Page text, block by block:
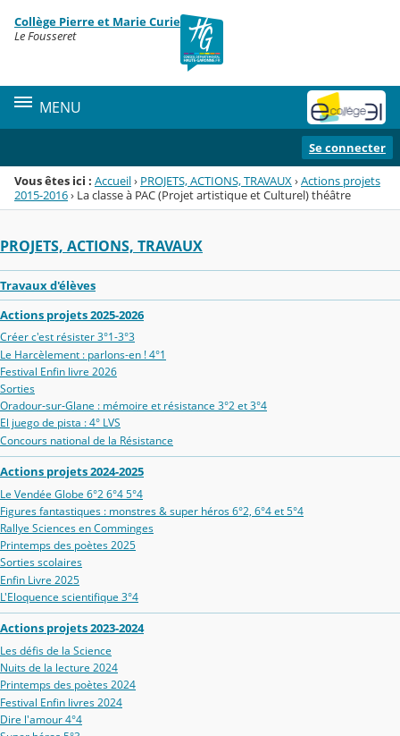
Menu de la rubrique
Contenu
Collège Pierre et Marie Curie
Le Fousseret
MENU
Se connecter
Vous êtes ici : Accueil› PROJETS, ACTIONS, TRAVAUX ›Actions projets
2015-2016› La classe à PAC (Projet artistique et Culturel) théâtre
PROJETS, ACTIONS, TRAVAUX
Travaux d'élèves
Actions projets 2025-2026
Créer c'est résister 3°1-3°3
Le Harcèlement : parlons-en ! 4°1
Festival Enfin livre 2026
Sorties
Oradour‑sur‑Glane : mémoire et résistance 3°2 et 3°4
El juego de pista : 4° LVS
Concours national de la Résistance
Actions projets 2024-2025
Le Vendée Globe 6°2 6°4 5°4
Figures fantastiques : monstres & super héros 6°2, 6°4 et 5°4
Rallye Sciences en Comminges
Printemps des poètes 2025
Sorties scolaires
Enfin Livre 2025
L'Eloquence scientifique 3°4
Actions projets 2023-2024
Les défis de la Science
Nuits de la lecture 2024
Printemps des poètes 2024
Festival Enfin livres 2024
Dire l'amour 4°4